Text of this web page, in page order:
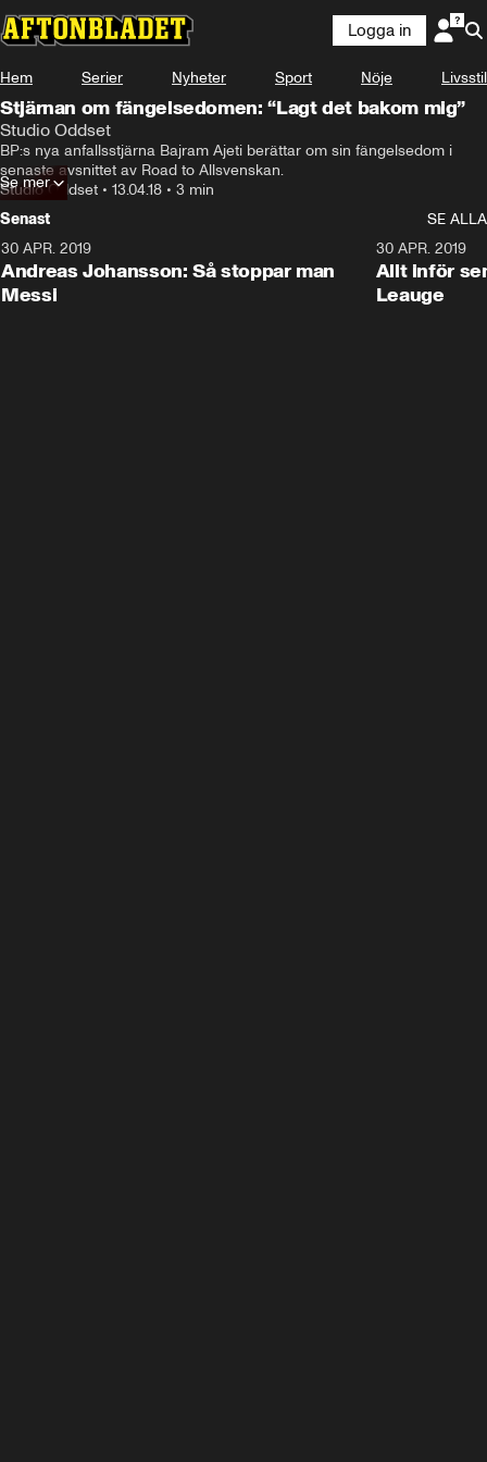
Annons från Studio Oddset
Logga in
Hem Serier Nyheter Sport Nöje Livsstil
Stjärnan om fängelsedomen: “Lagt det bakom mig”
Studio Oddset
BP:s nya anfallsstjärna Bajram Ajeti berättar om sin fängelsedom i
senaste avsnittet av Road to Allsvenskan.
Studio Oddset • 13.04.18 • 3 min
Se mer
Senast
SE ALLA
30 APR. 2019
Andreas Johansson: Så stoppar man
Messi
30 APR. 2019
Allt inför
Leauge